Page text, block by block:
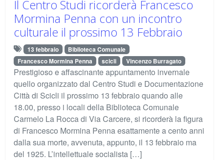
Il Centro Studi ricorderà Francesco
Mormina Penna con un incontro
culturale il prossimo 13 Febbraio
13 febbraio
Biblioteca Comunale
Francesco Mormina Penna
scicli Vincenzo Burragato
Prestigioso e affascinante appuntamento invernale
quello organizzato dal Centro Studi e Documentazione
Città di Scicli il prossimo 13 febbraio quando alle
18.00, presso i locali della Biblioteca Comunale
Carmelo La Rocca di Via Carcere, si ricorderà la figura
di Francesco Mormina Penna esattamente a cento anni
dalla sua morte, avvenuta, appunto, il 13 febbraio ma
del 1925. L’intellettuale socialista […]